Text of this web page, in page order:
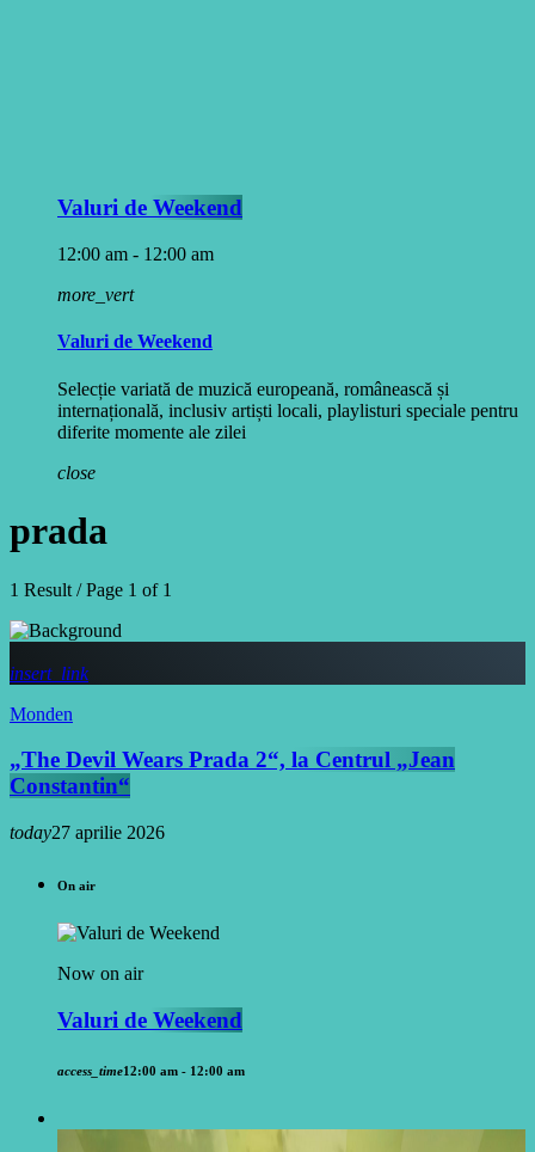
Valuri de Weekend
12:00 am - 12:00 am
more_vert
Valuri de Weekend
Selecție variată de muzică europeană, românească și
internațională, inclusiv artiști locali, playlisturi speciale pentru
diferite momente ale zilei
close
prada
1 Result / Page 1 of 1
insert_link
Monden
„The Devil Wears Prada 2“, la Centrul „Jean
Constantin“
today27 aprilie 2026
On air
Now on air
Valuri de Weekend
access_time12:00 am - 12:00 am